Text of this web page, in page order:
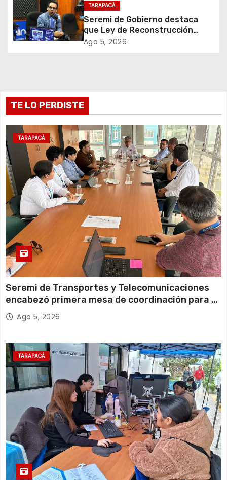
n
t
d
a
s
2027
TARAPACÁ
Seremi de Gobierno destaca
que Ley de Reconstrucción
Nacional impulsará la inversión
Ago 5, 2026
TE LO PERDISTE
TARAPACÁ
Seremi de Transportes y Telecomunicaciones
encabezó primera mesa de coordinación para el
retiro de cables en desuso en Iquique
Ago 5, 2026
TARAPACÁ